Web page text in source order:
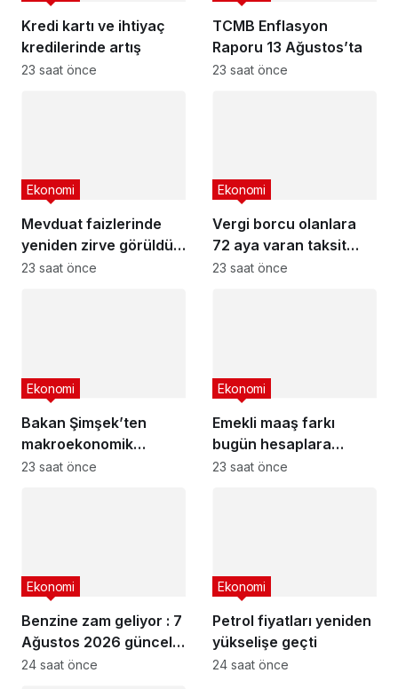
Kredi kartı ve ihtiyaç
kredilerinde artış
23 saat önce
TCMB Enflasyon
Raporu 13 Ağustos’ta
23 saat önce
Mevduat faizlerinde
yeniden zirve görüldü :
3 milyon liranın aylık
Ekonomi
23 saat önce
Vergi borcu olanlara
72 aya varan taksit
fırsatı
Ekonomi
23 saat önce
Bakan Şimşek’ten
makroekonomik
istikrar açıklaması
Ekonomi
23 saat önce
Emekli maaş farkı
bugün hesaplara
yatıyor
Ekonomi
23 saat önce
Benzine zam geliyor : 7
Ağustos 2026 güncel
akaryakıt fiyatları
Ekonomi
24 saat önce
Petrol fiyatları yeniden
yükselişe geçti
Ekonomi
24 saat önce